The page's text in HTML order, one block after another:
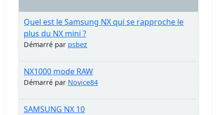
Quel est le Samsung NX qui se rapproche le
plus du NX mini ?
Démarré par psbez
NX1000 mode RAW
Démarré par Novice84
SAMSUNG NX 10